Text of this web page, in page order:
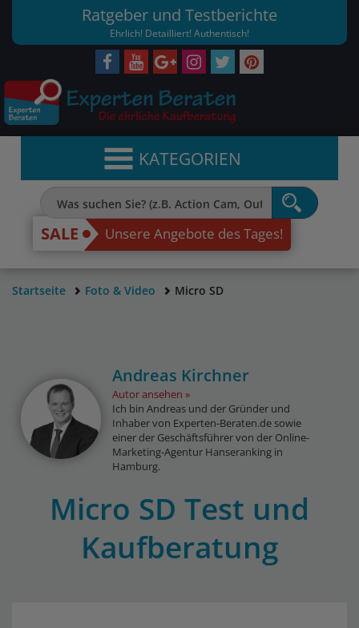
Ratgeber und Testberichte
Ehrlich! Detailliert! Authentisch!
KATEGORIEN
SALE Unsere Angebote des Tages!
Startseite Foto & Video Micro SD
Andreas Kirchner
Autor ansehen
Ich bin Andreas und der Gründer und
Inhaber von Experten-Beraten.de sowie
einer der Geschäftsführer von der Online-
Marketing-Agentur Hanseranking in
Hamburg.
Micro SD Test und
Kaufberatung